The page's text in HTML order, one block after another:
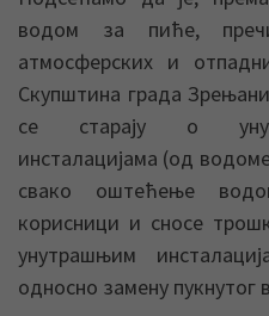
водом за пиће,
атмосферских и
Скупштина града
се старају о
инсталацијама (од
свако оштећење
корисници и сносе
унутрашњим
односно замену пукнутог